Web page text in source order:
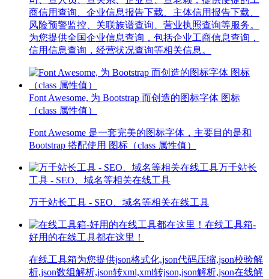
商信用查询、企业信息报告下载、主体信用报告下载、
风险预警监控、关联族谱查询、营业执照查询等服务。
为您提供全国企业信息查询，包括企业工商信息查询，
信用信息查询，经营状况查询等相关信息。
Font Awesome, 为 Bootstrap 而创造的图标字体 图标
（class 属性值）
Font Awesome 是一套完美的图标字体，主要目的是和
Bootstrap 搭配使用 图标（class 属性值）
万千站长
工具 - SEO、域名等相关在线工具
万千站长工具 - SEO、域名等相关在线工具
在线工具箱-
好用的在线工具都在这里！
在线工具箱为您提供json格式化,json代码压缩,json校验解
析,json数组解析,json转xml,xml转json,json解析,json在线解